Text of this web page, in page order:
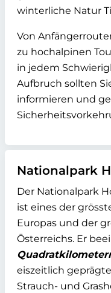
winterliche Natur
Von
zu hochalpinen
in jedem
Aufbruch sollten
informieren und
Nationalpark
Der Nationalpark
ist eines der
Europas und der
Österreichs. Er
eiszeitlich
Strauch- und